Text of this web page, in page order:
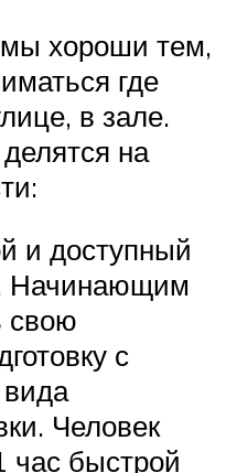
хороши тем,
где
в зале.
на
и доступный
Начинающим
свою
с
Человек
час быстрой